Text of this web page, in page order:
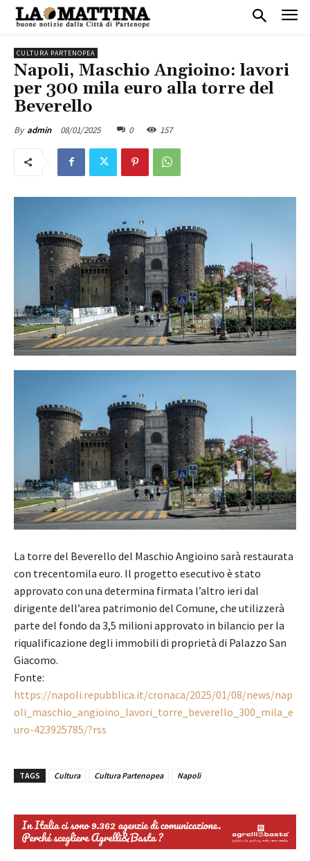
CULTURA PARTENOPEA
Napoli, Maschio Angioino: lavori
per 300 mila euro alla torre del
Beverello
By admin 08/01/2025 0 157
La torre del Beverello del Maschio Angioino sarà restaurata
con trecentomila euro. Il progetto esecutivo è stato
approvato con una determina firmata l’altro ieri dal
dirigente dell’area patrimonio del Comune, che utilizzerà
parte del fondo da 3,5 milioni approvato in bilancio per la
riqualificazione degli immobili di proprietà di Palazzo San
Giacomo.
Fonte:
https://napoli.repubblica.it/cronaca/2025/01/08/news/nap
oli_maschio_angioino_lavori_torre_beverello_300_mila_e
uro-423925785/?rss
TAGS Cultura Cultura Partenopea Napoli